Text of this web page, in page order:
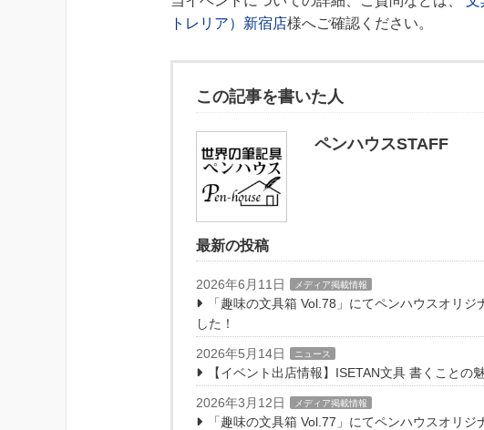
トレリア）新宿店様へご確認ください。
この記事を書いた人
ペンハウスSTAFF
最新の投稿
2026年6月11日 メディア掲載情報
「趣味の文具箱 Vol.78」にてペンハウスオリ
した！
2026年5月14日 ニュース
【イベント出店情報】ISETAN文具 書くことの
2026年3月12日 メディア掲載情報
「趣味の文具箱 Vol.77」にてペンハウスオリ